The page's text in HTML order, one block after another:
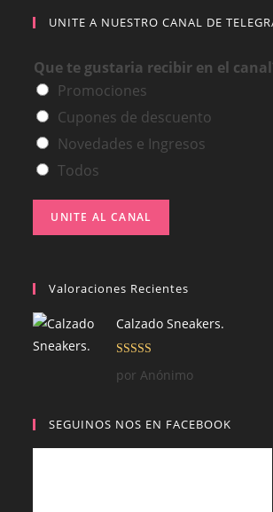
UNITE A NUESTRO CANAL DE
Que te gustaria recibir en el
Promociones
Cupones de descuento
Novedades e Ingresos
Todos
UNITE AL CANAL
Valoraciones Recientes
Calzado Sneakers.
5
por Anónimo
SEGUINOS NOS EN FACEBOOK